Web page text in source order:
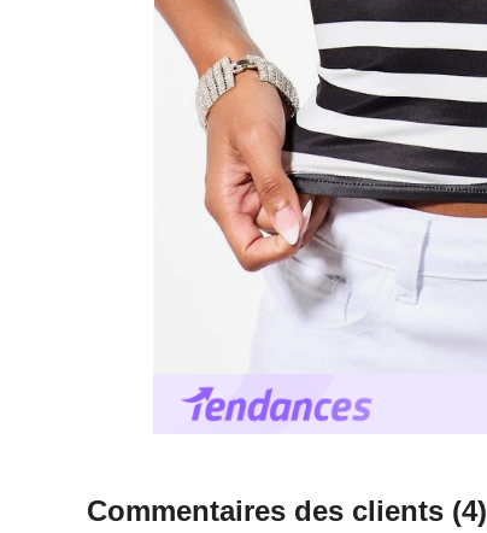
Commentaires des clients (4)